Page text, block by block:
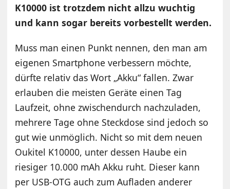
K10000 ist trotzdem nicht allzu wuchtig
und kann sogar bereits vorbestellt werden.
Muss man einen Punkt nennen, den man am
eigenen Smartphone verbessern möchte,
dürfte relativ das Wort „Akku“ fallen. Zwar
erlauben die meisten Geräte einen Tag
Laufzeit, ohne zwischendurch nachzuladen,
mehrere Tage ohne Steckdose sind jedoch so
gut wie unmöglich. Nicht so mit dem neuen
Oukitel K10000, unter dessen Haube ein
riesiger 10.000 mAh Akku ruht. Dieser kann
per USB-OTG auch zum Aufladen anderer